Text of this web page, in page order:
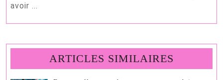
devenir
commercial
?
avoir ...
ARTICLES SIMILAIRES